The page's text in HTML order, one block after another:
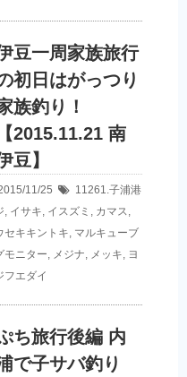
豆一周家族旅行
初日はがっつり
族釣り！
【2015.11.21 南
豆】
11/25
11261.子浦港
, イサキ, イスズミ , カマス,
セキキントキ, マルキューブ
モニター, メジナ, メッキ, ヨ
フエダイ
ち旅行後編 内
で子サバ釣り